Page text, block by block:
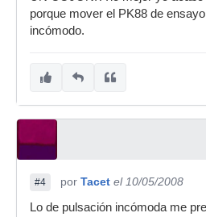
porque mover el PK88 de
incómodo.
#4 por Tacet el 10/05/2008
Lo de pulsación incómoda me